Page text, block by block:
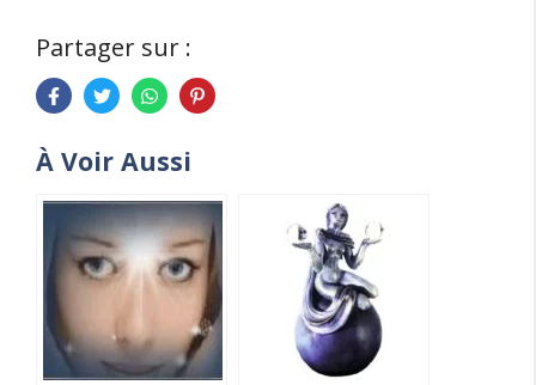
Partager sur :
À Voir Aussi